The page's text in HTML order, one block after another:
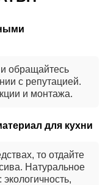
обращайтесь
с репутацией.
и монтажа.
для кухни
то отдайте
Натуральное